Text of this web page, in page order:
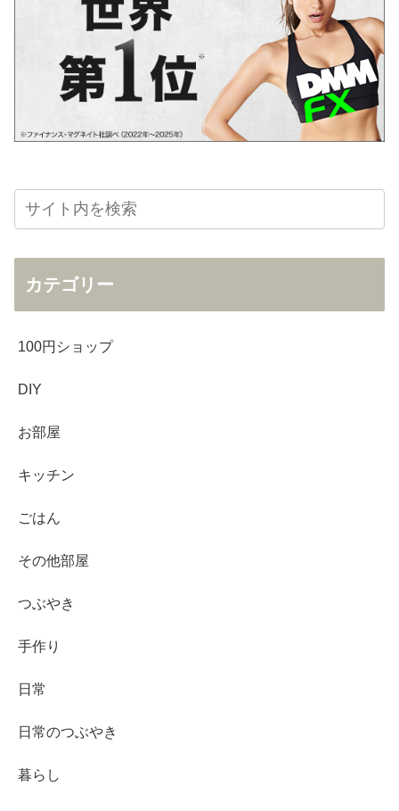
カテゴリー
100円ショップ
DIY
お部屋
キッチン
ごはん
その他部屋
つぶやき
手作り
日常
日常のつぶやき
暮らし